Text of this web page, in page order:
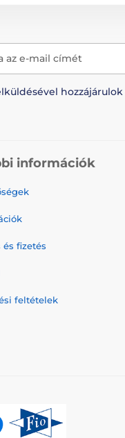
az e-mail címét
hozzájárulok
információk
és fizetés
feltételek